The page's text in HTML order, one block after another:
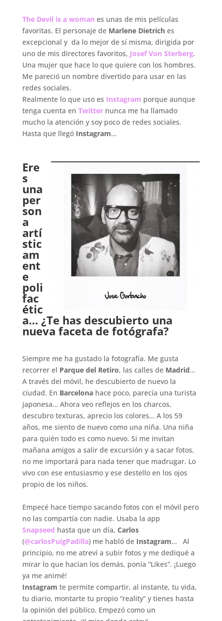
The Devil is a woman es unas de mis películas
favoritas. El personaje de Marlene Dietriches
excepcional y da lo mejor de sí misma, dirigida por
uno de mis directores favoritos, Josef Von Sterberg.
Una mujer que hace lo que quiere con los hombres.
Me pareció un nombre divertido para usar en las
redes sociales.
Realmente lo que uso es Instagram porque aunque
tenga cuenta en Twitternunca me ha llamado
mucho la atención y soy poco de redes sociales.
Hasta que llegó Instagram…
Ere
s
una
per
son
a
artí
stic
am
ent
e
poli
fac
étic
a… ¿Te has descubierto una
nueva faceta de fotógrafa?
Siempre me ha gustado la fotografía. Me gusta
recorrer el Parque del Retiro, las calles de Madrid…
A través del móvil, he descubierto de nuevo la
ciudad. En Barcelonahace poco, parecía una turista
japonesa… Ahora veo reflejos en los charcos,
descubro texturas, aprecio los colores… A los 59
años, me siento de nuevo como una niña. Una niña
para quién todo es como nuevo. Si me invitan
mañana amigos a salir de excursión y a sacar fotos,
no me importará para nada tener que madrugar. Lo
vivo con ese entusiasmo y ese destello en los ojos
propio de los niños.
Empecé hace tiempo sacando fotos con el móvil pero
no las compartía con nadie. Usaba la app
Snapseed hasta que un día, Carlos
(@carlosPuigPadilla) me habló de Instagram… Al
principio, no me atreví a subir fotos y me dediqué a
mirar lo que hacían los demás, ponía “Likes”. ¡Luego
ya me animé!
Instagram te permite compartir, al instante, tu vida,
tu diario, montarte tu propio “reality” y tienes hasta
la opinión del público. Empezó como un